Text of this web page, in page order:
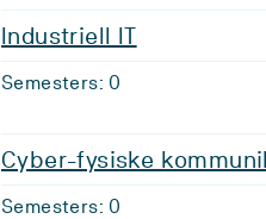
Industriell IT
Semesters: 0
Cyber-fysiske
Semesters: 0